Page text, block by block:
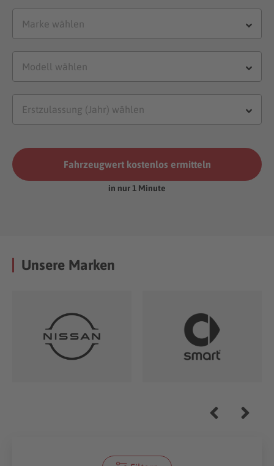
Fahrzeugwert kostenlos ermitteln
in nur 1 Minute
Unsere Marken